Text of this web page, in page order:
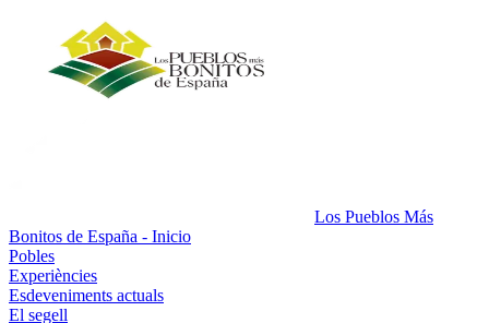
Los Pueblos Más
Bonitos de España - Inicio
Pobles
Experiències
Esdeveniments actuals
El segell